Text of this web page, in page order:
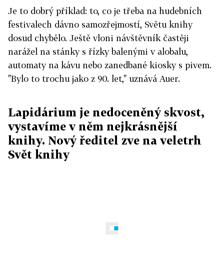
Je to dobrý příklad: to, co je třeba na hudebních
festivalech dávno samozřejmostí, Světu knihy
dosud chybělo. Ještě vloni návštěvník častěji
narážel na stánky s řízky balenými v alobalu,
automaty na kávu nebo zanedbané kiosky s pivem.
"Bylo to trochu jako z 90. let," uznává Auer.
Lapidárium je nedoceněný skvost,
vystavíme v něm nejkrásnější
knihy. Nový ředitel zve na veletrh
Svět knihy